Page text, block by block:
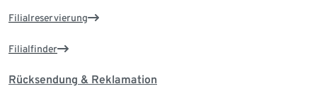
Filialreservierung
Filialfinder
Rücksendung & Reklamation